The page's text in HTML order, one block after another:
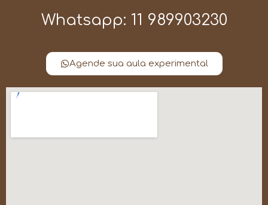
Whatsapp: 11 989903230
Agende sua aula experimental